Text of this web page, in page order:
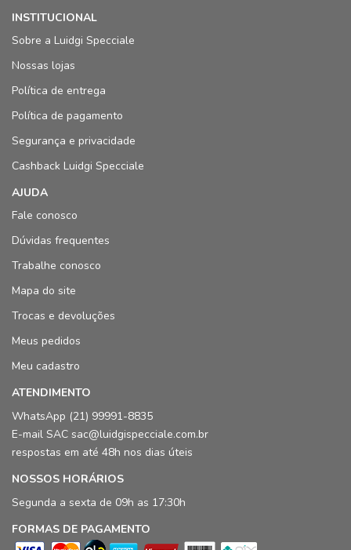
INSTITUCIONAL
Sobre a Luidgi Specciale
Nossas lojas
Política de entrega
Política de pagamento
Segurança e privacidade
Cashback Luidgi Specciale
AJUDA
Fale conosco
Dúvidas frequentes
Trabalhe conosco
Mapa do site
Trocas e devoluções
Meus pedidos
Meu cadastro
ATENDIMENTO
WhatsApp (21) 99991-8835
E-mail SAC sac@luidgispecciale.com.br
respostas em até 48h nos dias úteis
NOSSOS HORÁRIOS
Segunda a sexta de 09h as 17:30h
FORMAS DE PAGAMENTO